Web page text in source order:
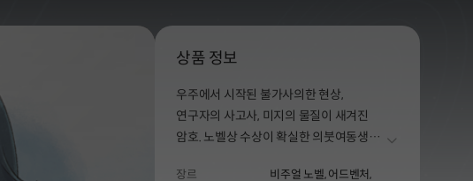
상품 정보
우주에서 시작된 불가사의한 현상,
연구자의 사고사, 미지의 물질이 새겨진
암호. 노벨상 수상이 확실한 의붓여동생과 더보기
장르 비주얼 노벨,어드벤처,